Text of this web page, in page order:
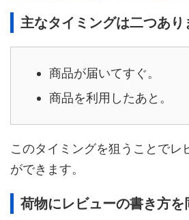
主なタイミングは二つあり
商品が届いてすぐ。
商品を利用したあと。
このタイミングを狙うことでレ
ができます。
荷物にレビューの書き方を